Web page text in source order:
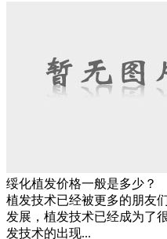
绥化植发价格一般是多少？
植发技术已经被更多的朋友
发展，植发技术已经成为了
发技术的出现...